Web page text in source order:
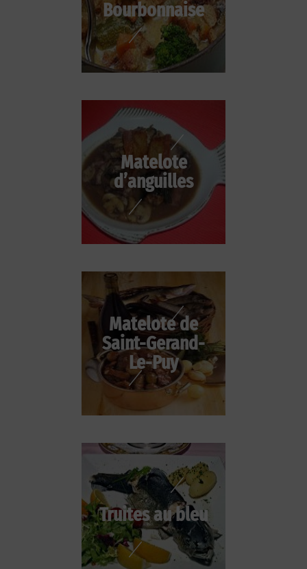
Bourbonnaise
Matelote
d’anguilles
Matelote de
Saint-Gerand-
Le-Puy
Truites au bleu